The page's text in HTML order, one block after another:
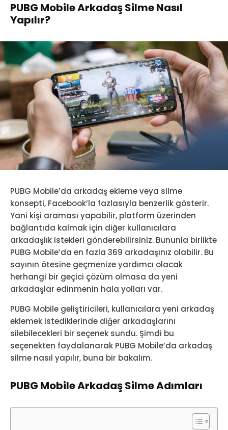
PUBG Mobile Arkadaş Silme Nasıl
Yapılır?
PUBG Mobile’da arkadaş ekleme veya silme
konsepti, Facebook’la fazlasıyla benzerlik gösterir.
Yani kişi araması yapabilir, platform üzerinden
bağlantıda kalmak için diğer kullanıcılara
arkadaşlık istekleri gönderebilirsiniz. Bununla birlikte
PUBG Mobile’da en fazla 369 arkadaşınız olabilir. Bu
sayının ötesine geçmenize yardımcı olacak
herhangi bir geçici çözüm olmasa da yeni
arkadaşlar edinmenin hala yolları var.
PUBG Mobile geliştiricileri, kullanıcılara yeni arkadaş
eklemek istediklerinde diğer arkadaşlarını
silebilecekleri bir seçenek sundu. Şimdi bu
seçenekten faydalanarak PUBG Mobile’da arkadaş
silme nasıl yapılır, buna bir bakalım.
PUBG Mobile Arkadaş Silme Adımları